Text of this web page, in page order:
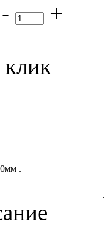
-
+
.
отделки и